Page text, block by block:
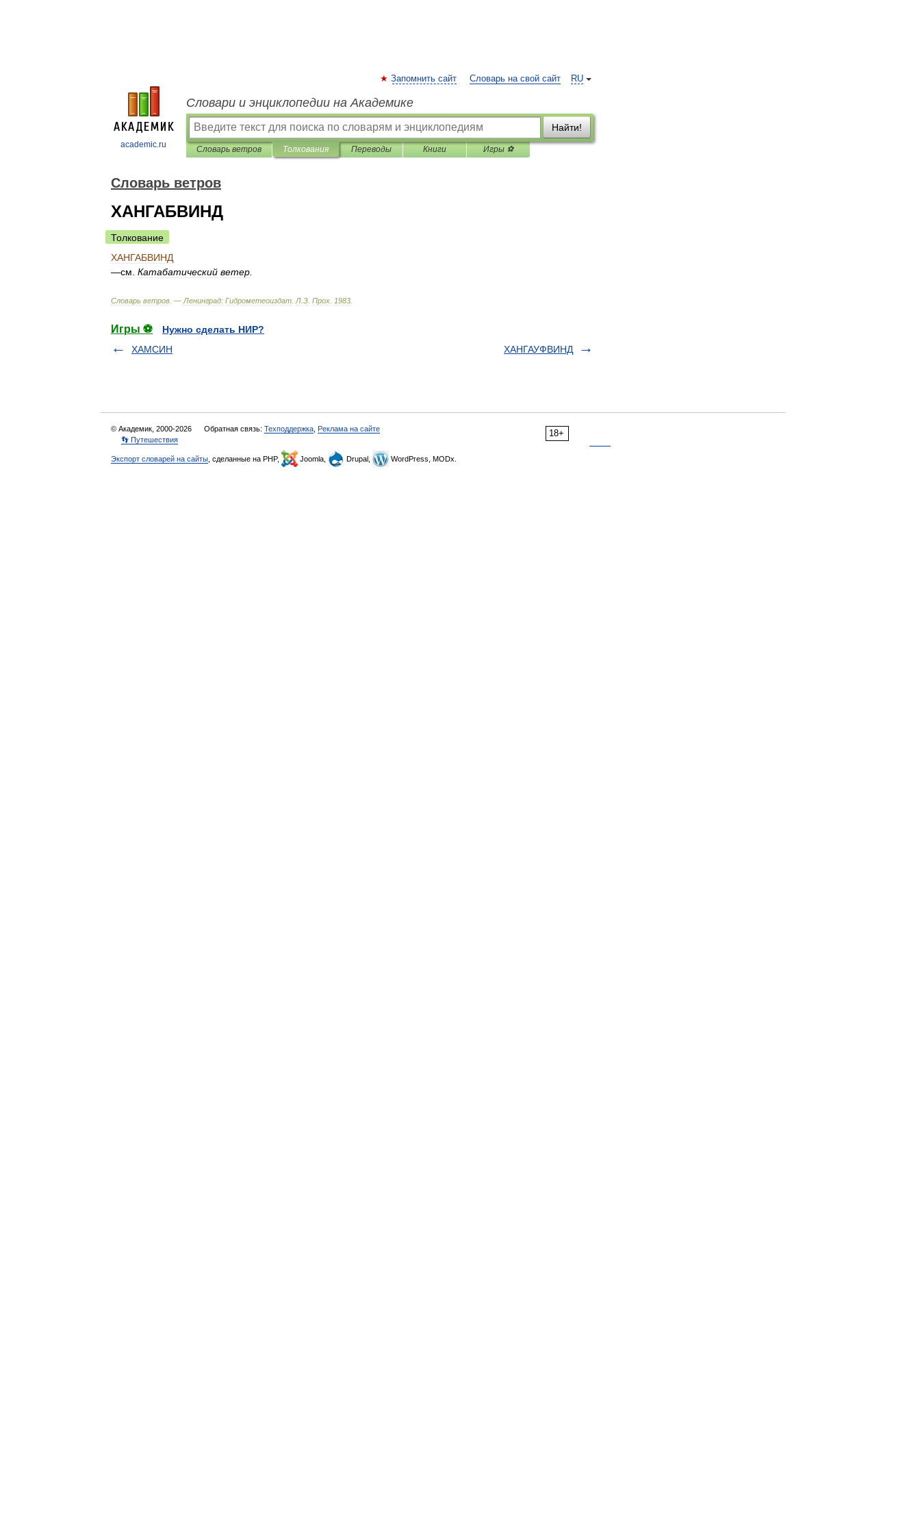
academic.ru
RU
Запомнить сайт Словарь на свой сайт
Словари и энциклопедии на Академике
Найти!
Словарь ветров Толкования Переводы Книги Игры ⚽
Словарь ветров
ХАНГАБВИНД
Толкование
ХАНГАБВИНД
—см Катабатический ветер
Словарь ветров . — Ленинград: Гидрометеоиздат Л З Прох 1983
Игры ⚽
Нужно сделать НИР?
ХАМСИН
ХАНГАУФВИНД
18+
© Академик, 2000-2026 Обратная связь: Техподдержка Реклама на сайте
👣 Путешествия
Экспорт словарей на сайты , сделанные на PHP, Joomla, Drupal, WordPress, MODx.